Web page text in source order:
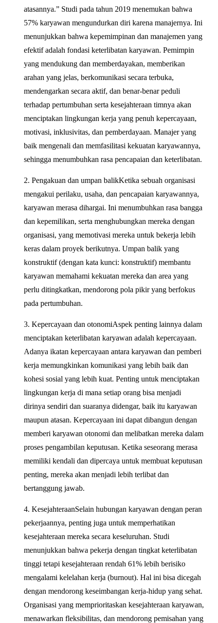
atasannya.” Studi pada tahun 2019 menemukan bahwa
57% karyawan mengundurkan diri karena manajernya. Ini
menunjukkan bahwa kepemimpinan dan manajemen yang
efektif adalah fondasi keterlibatan karyawan. Pemimpin
yang mendukung dan memberdayakan, memberikan
arahan yang jelas, berkomunikasi secara terbuka,
mendengarkan secara aktif, dan benar-benar peduli
terhadap pertumbuhan serta kesejahteraan timnya akan
menciptakan lingkungan kerja yang penuh kepercayaan,
motivasi, inklusivitas, dan pemberdayaan. Manajer yang
baik mengenali dan memfasilitasi kekuatan karyawannya,
sehingga menumbuhkan rasa pencapaian dan keterlibatan.
2. Pengakuan dan umpan balikKetika sebuah organisasi
mengakui perilaku, usaha, dan pencapaian karyawannya,
karyawan merasa dihargai. Ini menumbuhkan rasa bangga
dan kepemilikan, serta menghubungkan mereka dengan
organisasi, yang memotivasi mereka untuk bekerja lebih
keras dalam proyek berikutnya. Umpan balik yang
konstruktif (dengan kata kunci: konstruktif) membantu
karyawan memahami kekuatan mereka dan area yang
perlu ditingkatkan, mendorong pola pikir yang berfokus
pada pertumbuhan.
3. Kepercayaan dan otonomiAspek penting lainnya dalam
menciptakan keterlibatan karyawan adalah kepercayaan.
Adanya ikatan kepercayaan antara karyawan dan pemberi
kerja memungkinkan komunikasi yang lebih baik dan
kohesi sosial yang lebih kuat. Penting untuk menciptakan
lingkungan kerja di mana setiap orang bisa menjadi
dirinya sendiri dan suaranya didengar, baik itu karyawan
maupun atasan. Kepercayaan ini dapat dibangun dengan
memberi karyawan otonomi dan melibatkan mereka dalam
proses pengambilan keputusan. Ketika seseorang merasa
memiliki kendali dan dipercaya untuk membuat keputusan
penting, mereka akan menjadi lebih terlibat dan
bertanggung jawab.
4. KesejahteraanSelain hubungan karyawan dengan peran
pekerjaannya, penting juga untuk memperhatikan
kesejahteraan mereka secara keseluruhan. Studi
menunjukkan bahwa pekerja dengan tingkat keterlibatan
tinggi tetapi kesejahteraan rendah 61% lebih berisiko
mengalami kelelahan kerja (burnout). Hal ini bisa dicegah
dengan mendorong keseimbangan kerja-hidup yang sehat.
Organisasi yang memprioritaskan kesejahteraan karyawan,
menawarkan fleksibilitas, dan mendorong pemisahan yang